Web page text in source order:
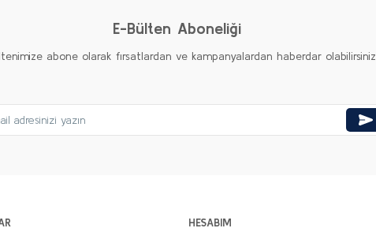
E-Bülten Aboneliği
abone olarak fırsatlardan ve kampanyalardan haberdar olabilirsiniz.
HESABIM